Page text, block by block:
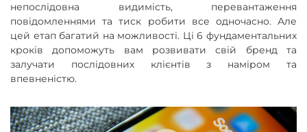
непослідовна видимість, перевантаження
повідомленнями та тиск робити все одночасно. Але
цей етап багатий на можливості. Ці 6 фундаментальних
кроків допоможуть вам розвивати свій бренд та
залучати послідовних клієнтів з наміром та
впевненістю.